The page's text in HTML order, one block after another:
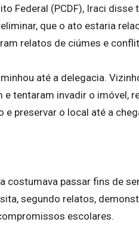
Federal (PCDF), Iraci
que o ato estaria
relatos de ciúmes e
até a delegacia.
e tentaram invadir o imóvel,
preservar o local até a
costumava passar fins de
segundo relatos,
escolares.